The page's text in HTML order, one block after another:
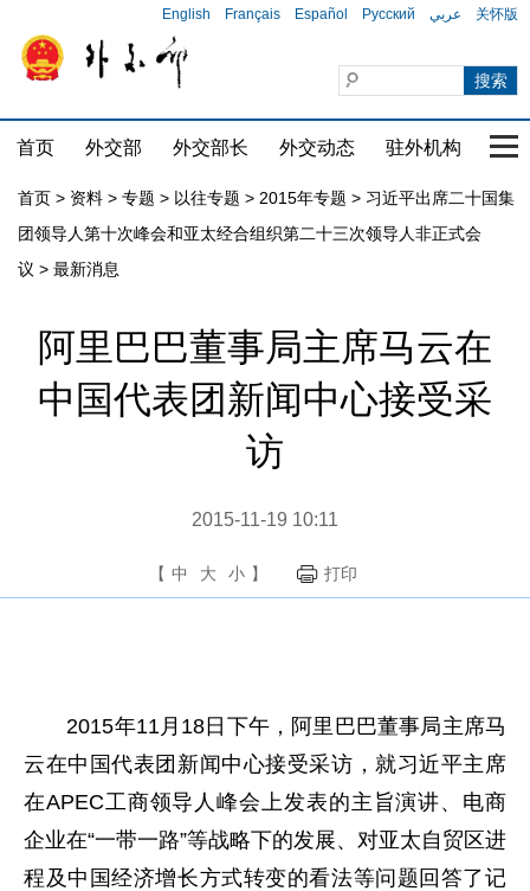
English Français Español Русский عربي 关怀版
首页 外交部 外交部长 外交动态 驻外机构 国
首页 > 资料 > 专题 > 以往专题 > 2015年专题 > 习近平出席二十国集
团领导人第十次峰会和亚太经合组织第二十三次领导人非正式会
议 > 最新消息
阿里巴巴董事局主席马云在
中国代表团新闻中心接受采
访
2015-11-19 10:11
【 中 大 小 】 打印
2015年11月18日下午，阿里巴巴董事局主席马
云在中国代表团新闻中心接受采访，就习近平主席
在APEC工商领导人峰会上发表的主旨演讲、电商
企业在“一带一路”等战略下的发展、对亚太自贸区进
程及中国经济增长方式转变的看法等问题回答了记